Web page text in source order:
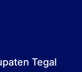
Tegal